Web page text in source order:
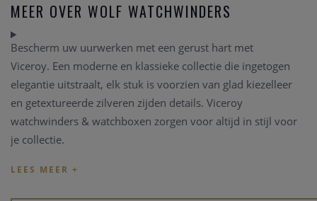
MEER OVER WOLF WATCHWINDERS
Bescherm uw uurwerken met een gerust hart met
Viceroy. Een moderne en klassieke collectie die ingetogen
elegantie uitstraalt, elk stuk is voorzien van glad kiezelleer
en getextureerde zilveren zijden details. Viceroy
watchwinders & watchboxen zorgen voor altijd in stijl voor
je collectie.